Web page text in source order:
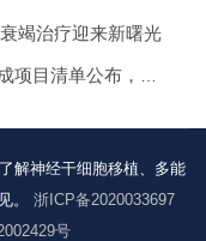
竭治疗迎来新曙光
解神经干细胞移植、多能
。 浙ICP备2020033697
号